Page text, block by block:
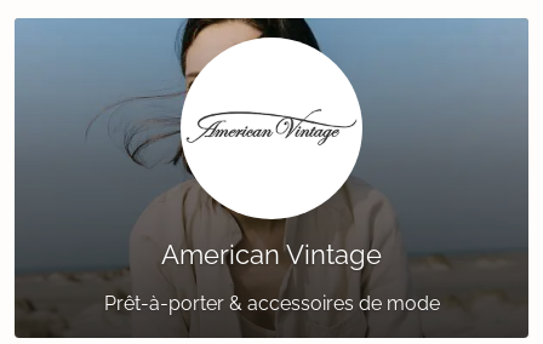
American Vintage
Prêt-à-porter & accessoires de mode